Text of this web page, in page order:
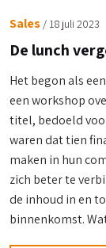
Sales / 18 juli 2023
De lunch
Het begon als
een workshop
titel, bedoeld
waren dat tien
maken in hun
zich beter te
de inhoud in en
binnenkomst.